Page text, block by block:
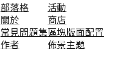
部落格
關於
常見問題集
作者
活動
商店
區塊版面配置
佈景主題